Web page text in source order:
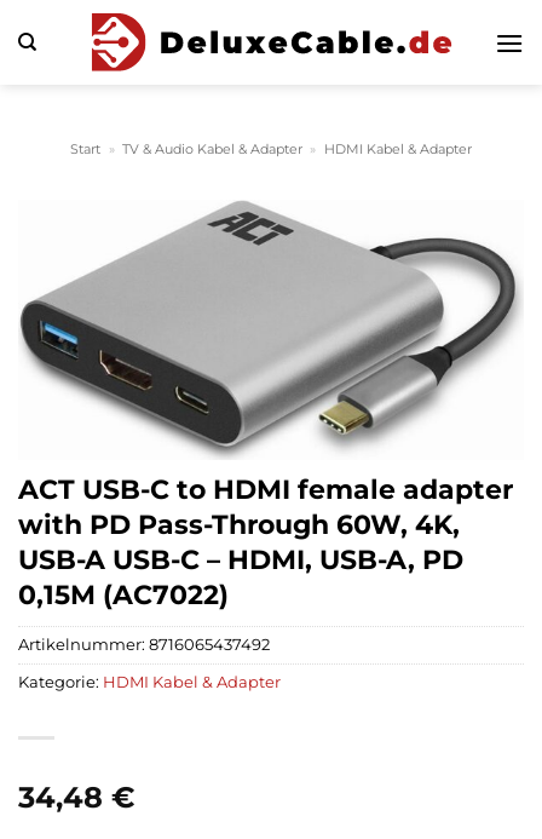
Inhalt
Start » TV & Audio Kabel & Adapter » HDMI Kabel & Adapter
ACT USB-C to HDMI female adapter
with PD Pass-Through 60W, 4K,
USB-A USB-C – HDMI, USB-A, PD
0,15M (AC7022)
34,48 €
Artikelnummer: 8716065437492
Kategorie: HDMI Kabel & Adapter